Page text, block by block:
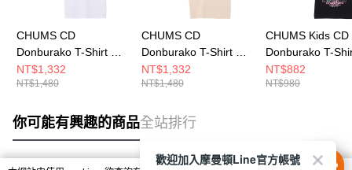
CHUMS CD
Donburako T-Shirt 男
短袖上衣 白色
CH012759W001
NT$1,332
NT$1,480
CHUMS CD
Donburako T-Shirt 男
短袖上衣 米灰色
CH012759G057
NT$1,332
NT$1,480
CHUMS Kids CD
Donburako T-
大童 短袖上衣 黑
CH211449K001
NT$882
NT$980
你可能有興趣的商品全站排行
歡迎加入摩曼頓Line官方帳號